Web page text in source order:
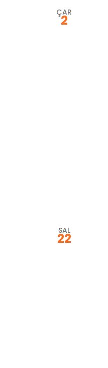
ÇAR
2
SAL
22